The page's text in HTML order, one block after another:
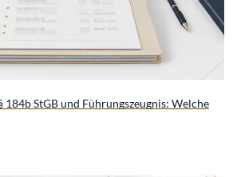
StGB und Führungszeugnis: Welche